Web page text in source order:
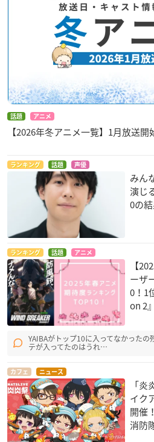
話題 アニメ
【2026年冬アニメ一覧】1月放送
ランキング 話題 声優
みん
演じ
0の
ランキング 話題 アニメ
【
ーザ
0！1
on 2
YAIBAがトップ10に入ってなかった
テが入ってたのはうれ…
カフェ ニュース
「
イク
開催
消防